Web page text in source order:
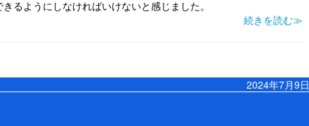
るようにしなければいけないと感じました。
続きを読む≫
2024年7月9日